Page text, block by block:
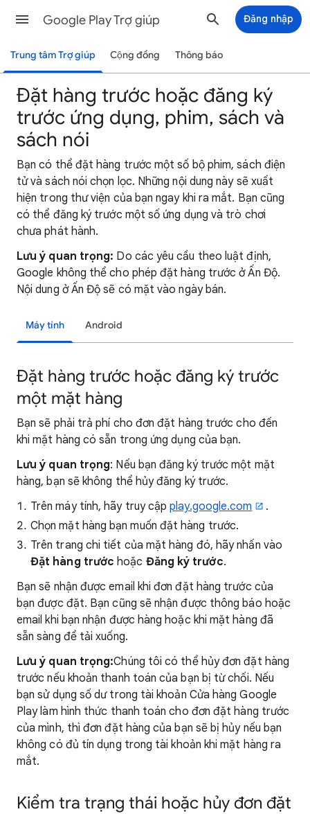
Google Play Trợ giúp Đăng nhập
Trung tâm Trợ giúp Cộng đồng Thông báo
Đặt hàng trước hoặc đăng ký
trước ứng dụng, phim, sách và
sách nói
Bạn có thể đặt hàng trước một số bộ phim, sách điện
tử và sách nói chọn lọc. Những nội dung này sẽ xuất
hiện trong thư viện của bạn ngay khi ra mắt. Bạn cũng
có thể đăng ký trước một số ứng dụng và trò chơi
chưa phát hành.
Lưu ý quan trọng: Do các yêu cầu theo luật định,
Google không thể cho phép đặt hàng trước ở Ấn Độ.
Nội dung ở Ấn Độ sẽ có mặt vào ngày bán.
Máy tính Android
Đặt hàng trước hoặc đăng ký trước
một mặt hàng
Bạn sẽ phải trả phí cho đơn đặt hàng trước cho đến
khi mặt hàng có sẵn trong ứng dụng của bạn.
Lưu ý quan trọng: Nếu bạn đăng ký trước một mặt
hàng, bạn sẽ không thể hủy đăng ký trước.
Trên máy tính, hãy truy cậpplay.google.com
.
Chọn mặt hàng bạn muốn đặt hàng trước.
Trên trang chi tiết của mặt hàng đó, hãy nhấn vào
Đặt hàng trước hoặc Đăng ký trước.
Bạn sẽ nhận được email khi đơn đặt hàng trước của
bạn được đặt. Bạn cũng sẽ nhận được thông báo hoặc
email khi bạn nhận được hàng hoặc khi mặt hàng đã
sẵn sàng để tải xuống.
Lưu ý quan trọng:Chúng tôi có thể hủy đơn đặt hàng
trước nếu khoản thanh toán của bạn bị từ chối. Nếu
bạn sử dụng số dư trong tài khoản Cửa hàng Google
Play làm hình thức thanh toán cho đơn đặt hàng trước
của mình, thì đơn đặt hàng của bạn sẽ bị hủy nếu bạn
không có đủ tín dụng trong tài khoản khi mặt hàng ra
mắt.
Kiểm tra trạng thái hoặc hủy đơn đặt